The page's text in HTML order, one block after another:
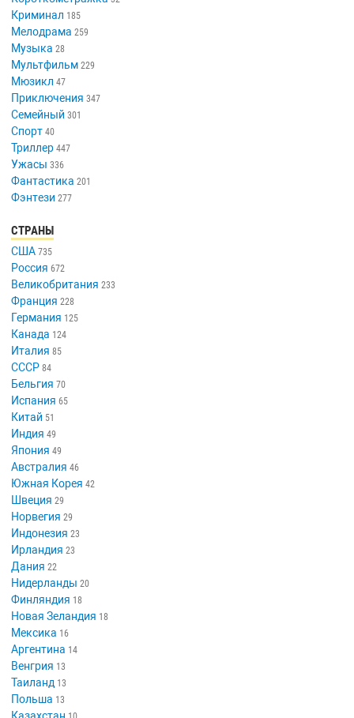
Криминал 185
Мелодрама 259
Музыка 28
Мультфильм 229
Мюзикл 47
Приключения 347
Семейный 301
Спорт 40
Триллер 447
Ужасы 336
Фантастика 201
Фэнтези 277
СТРАНЫ
США 735
Россия 672
Великобритания 233
Франция 228
Германия 125
Канада 124
Италия 85
СССР 84
Бельгия 70
Испания 65
Китай 51
Индия 49
Япония 49
Австралия 46
Южная Корея 42
Швеция 29
Норвегия 29
Индонезия 23
Ирландия 23
Дания 22
Нидерланды 20
Финляндия 18
Новая Зеландия 18
Мексика 16
Аргентина 14
Венгрия 13
Таиланд 13
Польша 13